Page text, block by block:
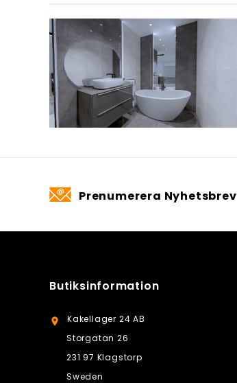
Prenumerera Nyhetsbrev
Butiksinformation

Kakellager 24 AB
Storgatan 26
231 97 Klagstorp
Sweden